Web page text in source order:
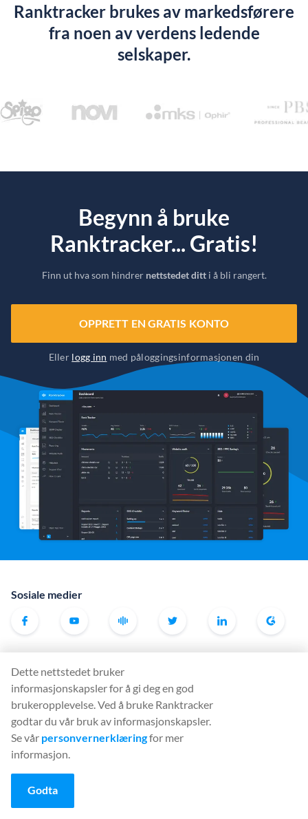
Ranktracker brukes av markedsførere
fra noen av verdens ledende
selskaper.
Begynn å bruke
Ranktracker... Gratis!
Finn ut hva som hindrer nettstedet ditti å bli rangert.
OPPRETT EN GRATIS KONTO
Eller logg inn med påloggingsinformasjonen din
Sosiale medier
Rank Tracker
Keyword Finder
SERP Checker
Web Audit
Backlink Monitor
Sjekkliste for SEO
Dette nettstedet bruker
informasjonskapsler for å gi deg en god
brukeropplevelse. Ved å bruke Ranktracker
godtar du vår bruk av informasjonskapsler.
Se vår personvernerklæringfor mer
informasjon.
Godta